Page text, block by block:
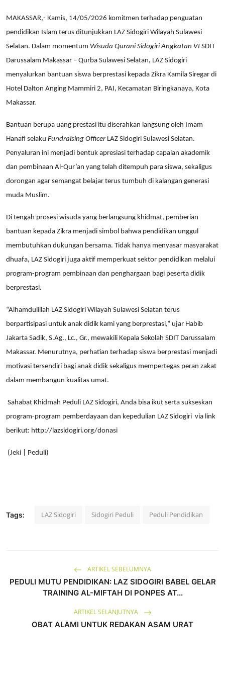
MAKASSAR,- Kamis, 14/05/2026 komitmen terhadap penguatan
pendidikan Islam terus ditunjukkan LAZ Sidogiri Wilayah Sulawesi
Selatan. Dalam momentum Wisuda Qurani Sidogiri Angkatan VI SDIT
Darussalam Makassar – Qurba Sulawesi Selatan, LAZ Sidogiri
menyalurkan bantuan siswa berprestasi kepada Zikra Kamila Siregar di
Hotel Dalton Anging Mammiri 2, PAI, Kecamatan Biringkanaya, Kota
Makassar.
Bantuan berupa uang prestasi itu diserahkan langsung oleh Imam
Hanafi selaku Fundraising OfficerLAZ Sidogiri Sulawesi Selatan.
Penyaluran ini menjadi bentuk apresiasi terhadap capaian akademik
dan pembinaan Al-Qur’an yang telah ditempuh para siswa, sekaligus
dorongan agar semangat belajar terus tumbuh di kalangan generasi
muda Muslim.
Di tengah prosesi wisuda yang berlangsung khidmat, pemberian
bantuan kepada Zikra menjadi simbol bahwa pendidikan unggul
membutuhkan dukungan bersama. Tidak hanya menyasar masyarakat
dhuafa, LAZ Sidogiri juga aktif memperkuat sektor pendidikan melalui
program-program pembinaan dan penghargaan bagi peserta didik
berprestasi.
“Alhamdulillah LAZ Sidogiri Wilayah Sulawesi Selatan terus
berpartisipasi untuk anak didik kami yang berprestasi,” ujar Habib
Jakarta Sadik, S.Ag., Lc., Gr., mewakili Kepala Sekolah SDIT Darussalam
Makassar. Menurutnya, perhatian terhadap siswa berprestasi menjadi
motivasi tersendiri bagi anak didik sekaligus mempertegas peran zakat
dalam membangun kualitas umat.
Sahabat Khidmah Peduli LAZ Sidogiri, Anda bisa ikut serta sukseskan
program-program pemberdayaan dan kepedulian LAZ Sidogiri via link
berikut: http://lazsidogiri.org/donasi
(Jeki | Peduli)
Tags: LAZ Sidogiri Sidogiri Peduli Peduli Pendidikan
ARTIKEL SEBELUMNYA
PEDULI MUTU PENDIDIKAN: LAZ SIDOGIRI BABEL GELAR
TRAINING AL-MIFTAH DI PONPES AT...
ARTIKEL SELANJUTNYA
OBAT ALAMI UNTUK REDAKAN ASAM URAT